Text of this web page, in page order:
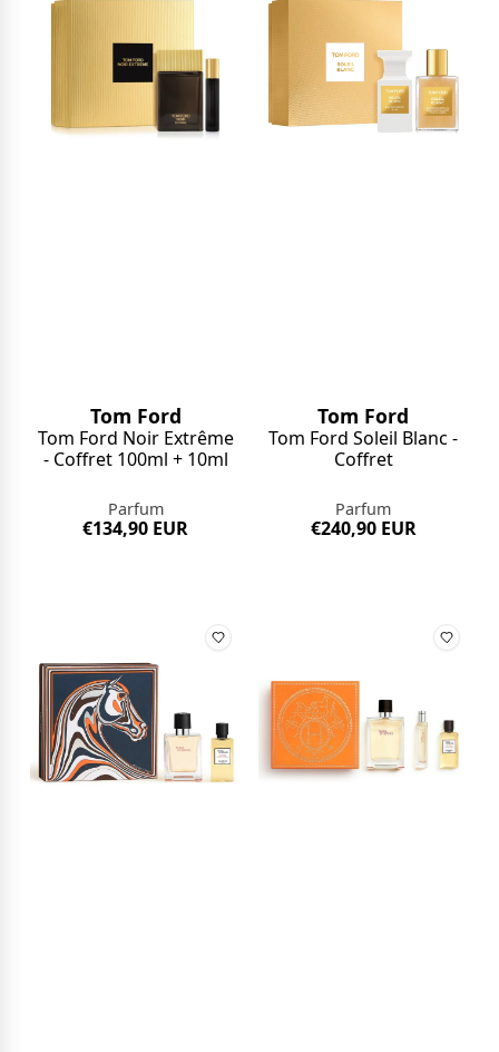
Tom Ford
Tom Ford Noir Extrême
- Coffret 100ml + 10ml
Parfum
€134,90 EUR
Tom Ford
Tom Ford Soleil Blanc -
Coffret
Parfum
€240,90 EUR